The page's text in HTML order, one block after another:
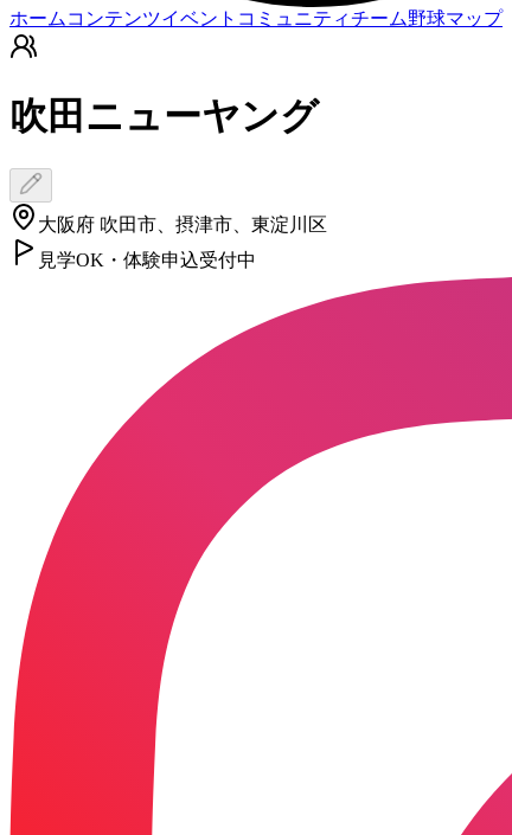
ホーム コンテンツイベント コミュニティチーム野球マップ
吹田ニューヤング
大阪府 吹田市、摂津市、東淀川区
見学OK・体験申込受付中